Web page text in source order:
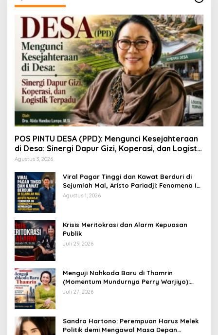
POS PINTU DESA (PPD): Mengunci Kesejahteraan
di Desa: Sinergi Dapur Gizi, Koperasi, dan Logistik
Terpadu
Agustus 3, 2026
Viral Pagar Tinggi dan Kawat Berduri di
Sejumlah Mal, Aristo Pariadji: Fenomena Ini
Cerminan Pentingnya Membangun
Agustus 1, 2026
​Krisis Meritokrasi dan Alarm Kepuasan
Publik
Juli 29, 2026
​Menguji Nahkoda Baru di Thamrin
(Momentum Mundurnya Perry Warjiyo):
Sinergi Kebijakan Moneter-Fiskal di Era
Juli 27, 2026
Sandra Hartono: Perempuan Harus Melek
Politik demi Mengawal Masa Depan